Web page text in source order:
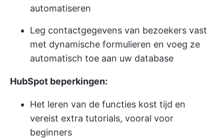
automatiseren
Leg contactgegevens van bezoekers vast
met dynamische formulieren en voeg ze
automatisch toe aan uw database
HubSpot beperkingen:
Het leren van de functies kost tijd en
vereist extra tutorials, vooral voor
beginners